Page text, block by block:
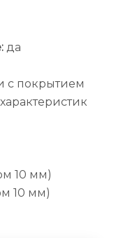
да
с покрытием
10 мм)
10 мм)